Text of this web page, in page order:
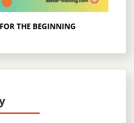
THE BEGINNING